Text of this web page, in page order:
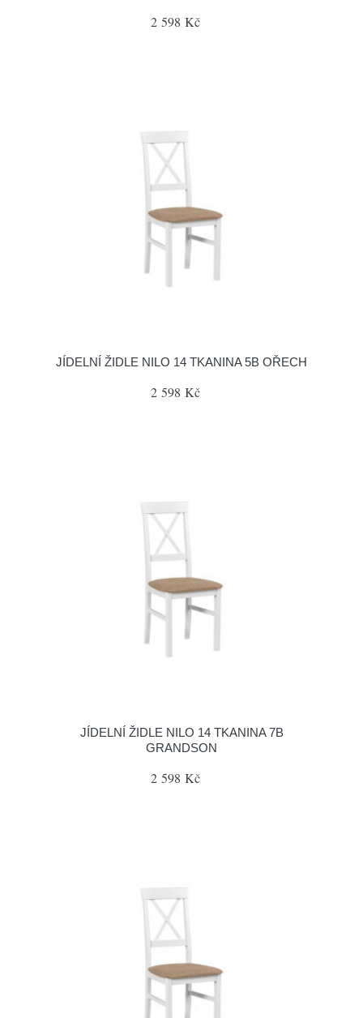
2 598 Kč
JÍDELNÍ ŽIDLE NILO 14 TKANINA 5B OŘECH
2 598 Kč
JÍDELNÍ ŽIDLE NILO 14 TKANINA 7B
GRANDSON
2 598 Kč